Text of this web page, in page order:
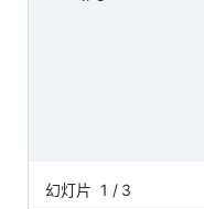
幻灯片 1 / 3